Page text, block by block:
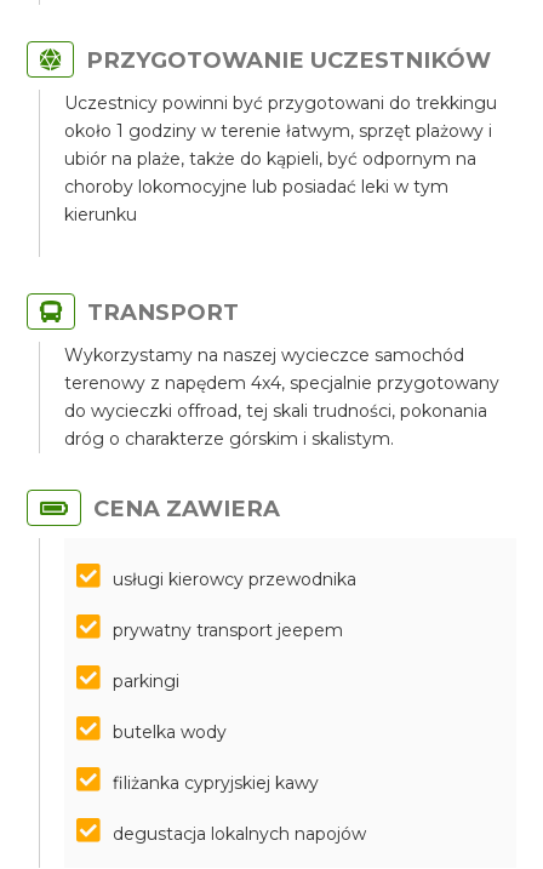
PRZYGOTOWANIE UCZESTNIKÓW
Uczestnicy powinni być przygotowani do trekkingu
około 1 godziny w terenie łatwym, sprzęt plażowy i
ubiór na plaże, także do kąpieli, być odpornym na
choroby lokomocyjne lub posiadać leki w tym
kierunku
TRANSPORT
Wykorzystamy na naszej wycieczce samochód
terenowy z napędem 4x4, specjalnie przygotowany
do wycieczki offroad, tej skali trudności, pokonania
dróg o charakterze górskim i skalistym.
CENA ZAWIERA
usługi kierowcy przewodnika
prywatny transport jeepem
parkingi
butelka wody
filiżanka cypryjskiej kawy
degustacja lokalnych napojów